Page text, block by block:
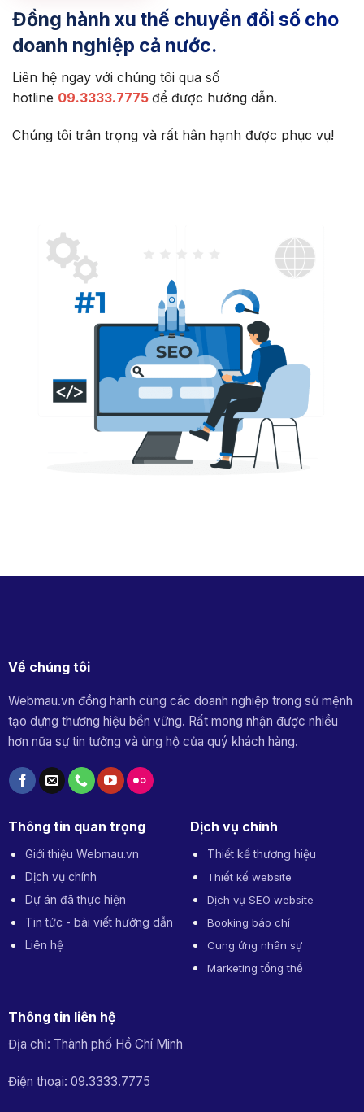
Đồng hành xu thế chuyển đổi số cho
doanh nghiệp cả nước.
Liên hệ ngay với chúng tôi qua số
hotline 09.3333.7775 để được hướng dẫn.
Chúng tôi trân trọng và rất hân hạnh được phục vụ!
Về chúng tôi
Webmau.vn đồng hành cùng các doanh nghiệp trong sứ mệnh
tạo dựng thương hiệu bền vững. Rất mong nhận được nhiều
hơn nữa sự tin tưởng và ủng hộ của quý khách hàng.
Thông tin quan trọng
Giới thiệu Webmau.vn
Dịch vụ chính
Dự án đã thực hiện
Tin tức - bài viết hướng dẫn
Liên hệ
Dịch vụ chính
Thiết kế thương hiệu
Thiết kế website
Dịch vụ SEO website
Booking báo chí
Cung ứng nhân sự
Marketing tổng thể
Thông tin liên hệ
Địa chỉ: Thành phố Hồ Chí Minh
Điện thoại: 09.3333.7775